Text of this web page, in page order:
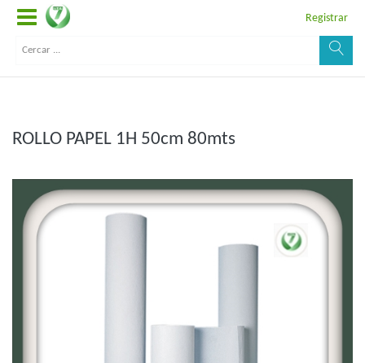
Registrar
ROLLO PAPEL 1H 50cm 80mts